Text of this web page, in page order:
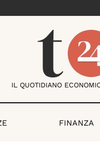
IL QUOTIDIANO
FINANZA